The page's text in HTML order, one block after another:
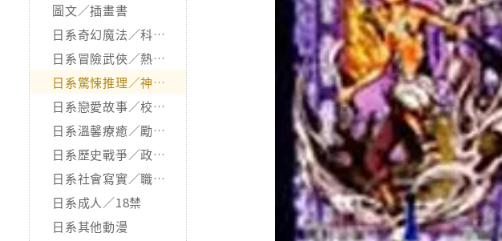
圖文／插畫書
日系奇幻魔法／科幻冒險
日系冒險武俠／熱血運動
日系驚悚推理／神怪靈異
日系戀愛故事／校園青春
日系溫馨療癒／勵志搞笑
日系歷史戰爭／政治宗教
日系社會寫實／職場職人
日系成人／18禁
日系其他動漫